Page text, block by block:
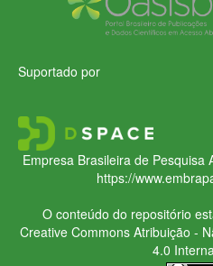
Suportado por
Empresa Brasileira de Pesquisa
https://
O conteúdo do repositório
Creative CommonsAtribuição -
4.0